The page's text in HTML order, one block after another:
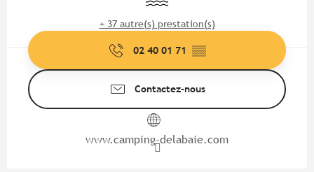
+ 37 autre(s) prestation(s)
02 40 01 71 ▒▒
Contactez-nous
www.camping-delabaie.com